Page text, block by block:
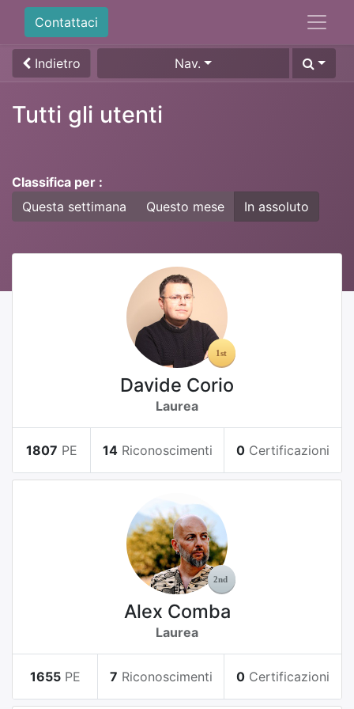
Contattaci
Indietro Nav.
Tutti gli utenti
Classifica per :
Questa settimana
Questo mese In assoluto
Davide Corio
Laurea
1807 PE 14 Riconoscimenti 0 Certificazioni
Alex Comba
Laurea
1655 PE 7 Riconoscimenti 0 Certificazioni